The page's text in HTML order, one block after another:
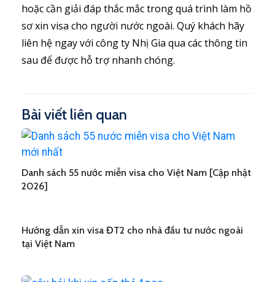
hoặc cần giải đáp thắc mắc trong quá trình làm hồ
sơ xin visa cho người nước ngoài. Quý khách hãy
liên hệ ngay với công ty Nhị Gia qua các thông tin
sau để được hỗ trợ nhanh chóng.
Bài viết liên quan
Danh sách 55 nước miễn visa cho Việt Nam [Cập nhật
2026]
Hướng dẫn xin visa ĐT2 cho nhà đầu tư nước ngoài
tại Việt Nam